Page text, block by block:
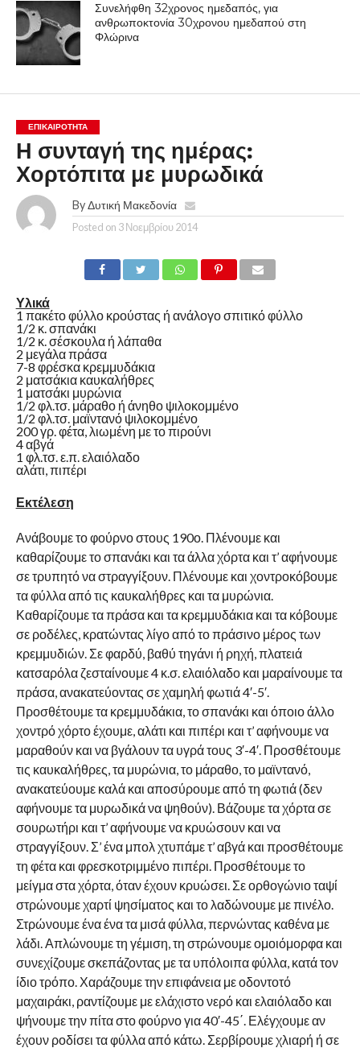
Συνελήφθη 32χρονος ημεδαπός, για
ανθρωποκτονία 30χρονου ημεδαπού στη
Φλώρινα
ΕΠΙΚΑΙΡΟΤΗΤΑ
Η συνταγή της ημέρας:
Χορτόπιτα με μυρωδικά
By Δυτική Μακεδονία
Posted on 3 Νοεμβρίου 2014
Υλικά
1 πακέτο φύλλο κρούστας ή ανάλογο σπιτικό φύλλο
1/2 κ. σπανάκι
1/2 κ. σέσκουλα ή λάπαθα
2 μεγάλα πράσα
7-8 φρέσκα κρεμμυδάκια
2 ματσάκια καυκαλήθρες
1 ματσάκι μυρώνια
1/2 φλ.τσ. μάραθο ή άνηθο ψιλοκομμένο
1/2 φλ.τσ. μαϊντανό ψιλοκομμένο
200 γρ. φέτα, λιωμένη με το πιρούνι
4 αβγά
1 φλ.τσ. ε.π. ελαιόλαδο
αλάτι, πιπέρι
Εκτέλεση
Ανάβουμε το φούρνο στους 190ο. Πλένουμε και
καθαρίζουμε το σπανάκι και τα άλλα χόρτα και τ’ αφήνουμε
σε τρυπητό να στραγγίξουν. Πλένουμε και χοντροκόβουμε
τα φύλλα από τις καυκαλήθρες και τα μυρώνια.
Καθαρίζουμε τα πράσα και τα κρεμμυδάκια και τα κόβουμε
σε ροδέλες, κρατώντας λίγο από το πράσινο μέρος των
κρεμμυδιών. Σε φαρδύ, βαθύ τηγάνι ή ρηχή, πλατειά
κατσαρόλα ζεσταίνουμε 4 κ.σ. ελαιόλαδο και μαραίνουμε τα
πράσα, ανακατεύοντας σε χαμηλή φωτιά 4′-5′.
Προσθέτουμε τα κρεμμυδάκια, το σπανάκι και όποιο άλλο
χοντρό χόρτο έχουμε, αλάτι και πιπέρι και τ’ αφήνουμε να
μαραθούν και να βγάλουν τα υγρά τους 3′-4′. Προσθέτουμε
τις καυκαλήθρες, τα μυρώνια, το μάραθο, το μαϊντανό,
ανακατεύουμε καλά και αποσύρουμε από τη φωτιά (δεν
αφήνουμε τα μυρωδικά να ψηθούν). Βάζουμε τα χόρτα σε
σουρωτήρι και τ’ αφήνουμε να κρυώσουν και να
στραγγίξουν. Σ’ ένα μπολ χτυπάμε τ’ αβγά και προσθέτουμε
τη φέτα και φρεσκοτριμμένο πιπέρι. Προσθέτουμε το
μείγμα στα χόρτα, όταν έχουν κρυώσει. Σε ορθογώνιο ταψί
στρώνουμε χαρτί ψησίματος και το λαδώνουμε με πινέλο.
Στρώνουμε ένα ένα τα μισά φύλλα, περνώντας καθένα με
λάδι. Απλώνουμε τη γέμιση, τη στρώνουμε ομοιόμορφα και
συνεχίζουμε σκεπάζοντας με τα υπόλοιπα φύλλα, κατά τον
ίδιο τρόπο. Χαράζουμε την επιφάνεια με οδοντοτό
μαχαιράκι, ραντίζουμε με ελάχιστο νερό και ελαιόλαδο και
ψήνουμε την πίτα στο φούρνο για 40′-45΄. Ελέγχουμε αν
έχουν ροδίσει τα φύλλα από κάτω. Σερβίρουμε χλιαρή ή σε